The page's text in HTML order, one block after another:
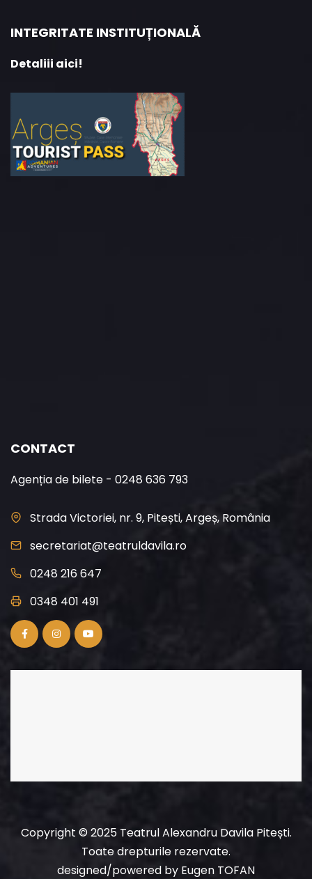
INTEGRITATE INSTITUȚIONALĂ
Detaliii aici!
CONTACT
Agenția de bilete - 0248 636 793
Strada Victoriei, nr. 9, Pitești, Argeș, România
secretariat@teatruldavila.ro
0248 216 647
0348 401 491
Copyright © 2025 Teatrul Alexandru Davila Pitești.
Toate drepturile rezervate.
designed/powered by Eugen TOFAN